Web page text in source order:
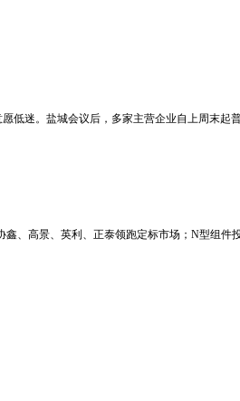
低迷。盐城会议后，多家主营企业自上周末起
、高景、英利、正泰领跑定标市场；N型组件投